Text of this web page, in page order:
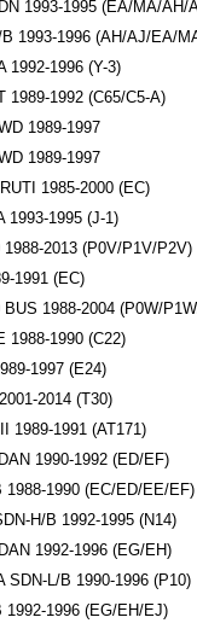
1993-1995 (EA/MA/AH/
1993-1996 (AH/AJ/EA/
1992-1996 (Y-3)
1989-1992 (C65/C5-A)
1989-1997
1989-1997
1985-2000 (EC)
1993-1995 (J-1)
2013 (P0V/P1V/P2V)
1991 (EC)
1988-2004 (P0W/
1988-1990 (C22)
1997 (E24)
2014 (T30)
1989-1991 (AT171)
1990-1992 (ED/EF)
1990 (EC/ED/EE/EF)
H/B 1992-1995 (N14)
1992-1996 (EG/EH)
L/B 1990-1996 (P10)
1996 (EG/EH/EJ)